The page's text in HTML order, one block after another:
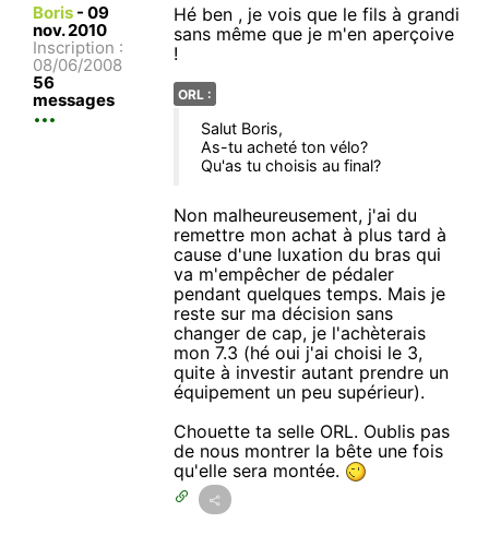
Boris - 09
nov. 2010
Inscription :
08/06/2008
56
messages
Hé ben , je vois que le fils à grandi
sans même que je m'en aperçoive
!
ORL :
Salut Boris,
As-tu acheté ton vélo?
Qu'as tu choisis au final?
Non malheureusement, j'ai du
remettre mon achat à plus tard à
cause d'une luxation du bras qui
va m'empêcher de pédaler
pendant quelques temps. Mais je
reste sur ma décision sans
changer de cap, je l'achèterais
mon 7.3 (hé oui j'ai choisi le 3,
quite à investir autant prendre un
équipement un peu supérieur).
Chouette ta selle ORL. Oublis pas
de nous montrer la bête une fois
qu'elle sera montée.